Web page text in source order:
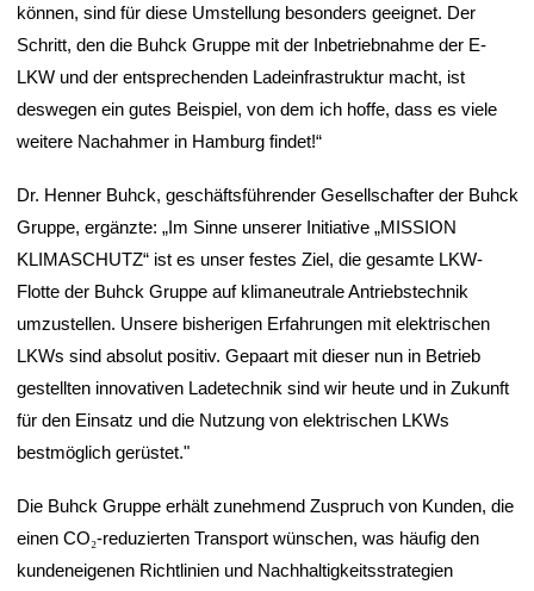
können, sind für diese Umstellung besonders geeignet. Der
Schritt, den die Buhck Gruppe mit der Inbetriebnahme der E-
LKW und der entsprechenden Ladeinfrastruktur macht, ist
deswegen ein gutes Beispiel, von dem ich hoffe, dass es viele
weitere Nachahmer in Hamburg findet!“
Dr. Henner Buhck, geschäftsführender Gesellschafter der Buhck
Gruppe, ergänzte: „Im Sinne unserer Initiative „MISSION
KLIMASCHUTZ“ ist es unser festes Ziel, die gesamte LKW-
Flotte der Buhck Gruppe auf klimaneutrale Antriebstechnik
umzustellen. Unsere bisherigen Erfahrungen mit elektrischen
LKWs sind absolut positiv. Gepaart mit dieser nun in Betrieb
gestellten innovativen Ladetechnik sind wir heute und in Zukunft
für den Einsatz und die Nutzung von elektrischen LKWs
bestmöglich gerüstet."
Die Buhck Gruppe erhält zunehmend Zuspruch von Kunden, die
einen CO₂-reduzierten Transport wünschen, was häufig den
kundeneigenen Richtlinien und Nachhaltigkeitsstrategien